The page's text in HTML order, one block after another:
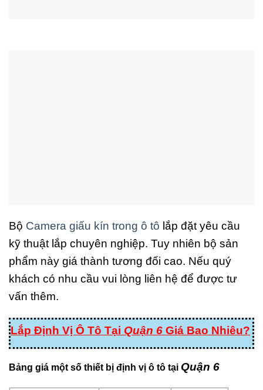
Bộ Camera giấu kín trong ô tô lắp đặt yêu cầu
kỹ thuật lắp chuyên nghiệp. Tuy nhiên bộ sản
phẩm này giá thành tương đối cao. Nếu quý
khách có nhu cầu vui lòng liên hệ để được tư
vấn thêm.
Lắp Định Vị Ô Tô Tại Quận 6 Giá Bao Nhiêu?
Bảng giá một số thiết bị định vị ô tô tại Quận 6